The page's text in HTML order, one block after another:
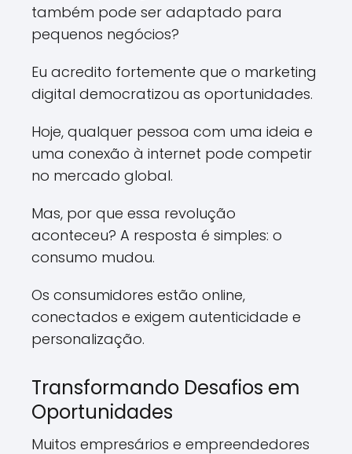
também pode ser adaptado para
pequenos negócios?
Eu acredito fortemente que o marketing
digital democratizou as oportunidades.
Hoje, qualquer pessoa com uma ideia e
uma conexão à internet pode competir
no mercado global.
Mas, por que essa revolução
aconteceu? A resposta é simples: o
consumo mudou.
Os consumidores estão online,
conectados e exigem autenticidade e
personalização.
Transformando Desafios em
Oportunidades
Muitos empresários e empreendedores